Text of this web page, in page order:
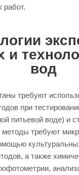
работ.
и
вод
требуют
при
питьевой воде) и
требуют
а также